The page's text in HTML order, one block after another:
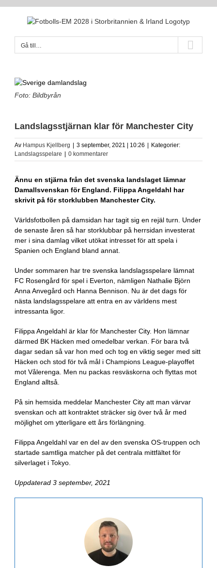
Gå till…
Foto: Bildbyrån
Landslagsstjärnan klar för Manchester City
Av Hampus Kjellberg 3 september, 2021 | 10:26
Kategorier:
Landslagsspelare
0 kommentarer
Ännu en stjärna från det svenska landslaget lämnar
Damallsvenskan för England. Filippa Angeldahl har
skrivit på för storklubben Manchester City.
Världsfotbollen på damsidan har tagit sig en rejäl turn. Under
de senaste åren så har storklubbar på herrsidan investerat
mer i sina damlag vilket utökat intresset för att spela i
Spanien och England bland annat.
Under sommaren har tre svenska landslagsspelare lämnat
FC Rosengård för spel i Everton, nämligen Nathalie Björn
Anna Anvegård och Hanna Bennison. Nu är det dags för
nästa landslagsspelare att entra en av världens mest
intressanta ligor.
Filippa Angeldahl är klar för Manchester City. Hon lämnar
därmed BK Häcken med omedelbar verkan. För bara två
dagar sedan så var hon med och tog en viktig seger med sitt
Häcken och stod för två mål i Champions League-playoffet
mot Vålerenga. Men nu packas resväskorna och flyttas mot
England alltså.
På sin hemsida meddelar Manchester City att man värvar
svenskan och att kontraktet sträcker sig över två år med
möjlighet om ytterligare ett års förlängning.
Filippa Angeldahl var en del av den svenska OS-truppen och
startade samtliga matcher på det centrala mittfältet för
silverlaget i Tokyo.
Uppdaterad 3 september, 2021